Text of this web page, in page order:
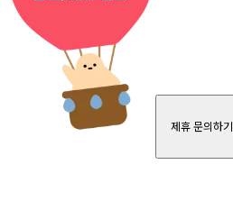
제휴 문의하기